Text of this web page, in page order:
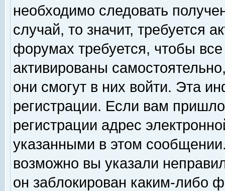
необходимо следовать
случай, то значит, требуется
форумах требуется, чтобы
активированы
они смогут в них войти. Эта
регистрации. Если вам
регистрации адрес
указанными в этом
возможно вы указали
он заблокирован каким-либо